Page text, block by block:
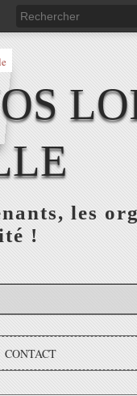
les
!
CONTACT